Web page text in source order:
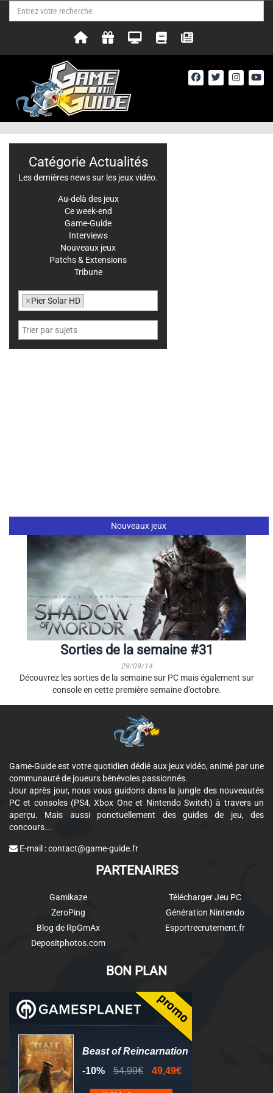
Nouveaux jeux
Sorties de la semaine #31
29/09/14
Découvrez les sorties de la semaine sur PC mais également sur
console en cette première semaine d'octobre.
Catégorie Actualités
Les dernières news sur les jeux vidéo.
Au-delà des jeux
Ce week-end
Game-Guide
Interviews
Nouveaux jeux
Patchs & Extensions
Tribune
×Pier Solar HD
Game-Guide est votre quotidien dédié aux jeux vidéo, animé par une
communauté de joueurs bénévoles passionnés.
Jour après jour, nous vous guidons dans la jungle des nouveautés
PC et consoles (PS4, Xbox One et Nintendo Switch) à travers un
aperçu. Mais aussi ponctuellement des guides de jeu, des
concours...
E-mail :contact@game-guide.fr
PARTENAIRES
Gamikaze
ZeroPing
Blog de RpGmAx
Depositphotos.com
Télécharger Jeu PC
Génération Nintendo
Esportrecrutement.fr
BON PLAN